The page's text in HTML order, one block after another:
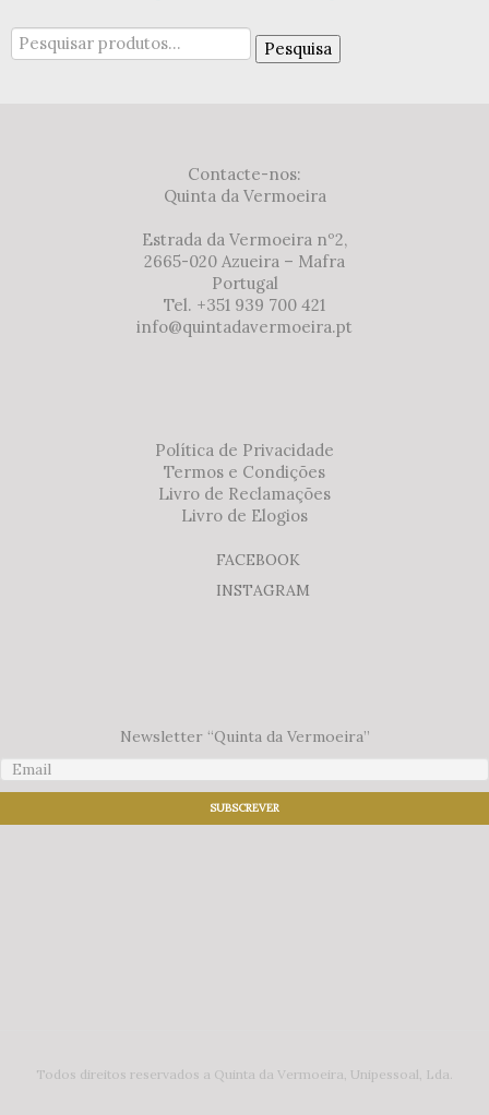
Pesquisar
por:
Pesquisa
Contacte-nos:
Quinta da Vermoeira
Estrada da Vermoeira nº2,
2665-020 Azueira – Mafra
Portugal
Tel. +351 939 700 421
info@quintadavermoeira.pt
Política de Privacidade
Termos e Condições
Livro de Reclamações
Livro de Elogios
FACEBOOK
INSTAGRAM
Newsletter “Quinta da Vermoeira”
Todos direitos reservados a Quinta da Vermoeira, Unipessoal, Lda.